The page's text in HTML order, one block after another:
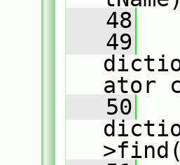
   48
   49
ator
   50